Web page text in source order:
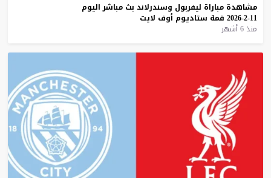
مشاهدة مباراة ليفربول وسندرلاند بث مباشر اليوم
11-2-2026
قمة ستاديوم أوف لايت
منذ 6 أشهر